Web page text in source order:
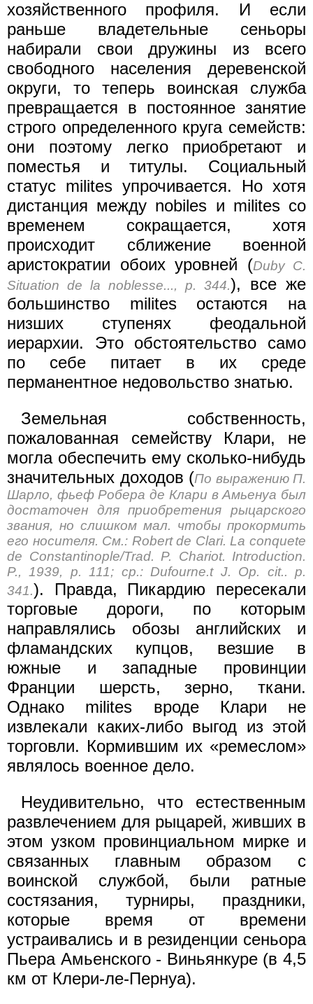
хозяйственного профиля. И если
раньше владетельные сеньоры
набирали свои дружины из всего
свободного населения деревенской
округи, то теперь воинская служба
превращается в постоянное занятие
строго определенного круга семейств:
они поэтому легко приобретают и
поместья и титулы. Социальный
статус milites упрочивается. Но хотя
дистанция между nobiles и milites со
временем сокращается, хотя
происходит сближение военной
аристократии обоих уровней (Duby C.
Situation de la noblesse..., p. 344.), все же
большинство milites остаются на
низших ступенях феодальной
иерархии. Это обстоятельство само
по себе питает в их среде
перманентное недовольство знатью.
Земельная собственность,
пожалованная семейству Клари, не
могла обеспечить ему сколько-нибудь
значительных доходов (По выражению П.
Шарло, фьеф Робера де Клари в Амьенуа был
достаточен для приобретения рыцарского
звания, но слишком мал. чтобы прокормить
его носителя. См.: Robert de Clari. La conquete
de Constantinople/Trad. P. Chariot. Introduction.
P., 1939, p. 111; ср.: Dufourne.t J. Op. cit.. p.
341.). Правда, Пикардию пересекали
торговые дороги, по которым
направлялись обозы английских и
фламандских купцов, везшие в
южные и западные провинции
Франции шерсть, зерно, ткани.
Однако milites вроде Клари не
извлекали каких-либо выгод из этой
торговли. Кормившим их «ремеслом»
являлось военное дело.
Неудивительно, что естественным
развлечением для рыцарей, живших в
этом узком провинциальном мирке и
связанных главным образом с
воинской службой, были ратные
состязания, турниры, праздники,
которые время от времени
устраивались и в резиденции сеньора
Пьера Амьенского - Виньянкуре (в 4,5
км от Клери-ле-Пернуа).